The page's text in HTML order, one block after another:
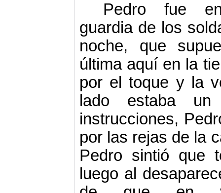
Pedro fue
guardia de los
noche, que
última aquí en la
por el toque y la
lado estaba un
instrucciones,
por las rejas de la
Pedro sintió que
luego al